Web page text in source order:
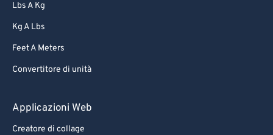
Lbs A Kg
Kg A Lbs
Feet A Meters
Convertitore di unità
Applicazioni Web
Creatore di collage